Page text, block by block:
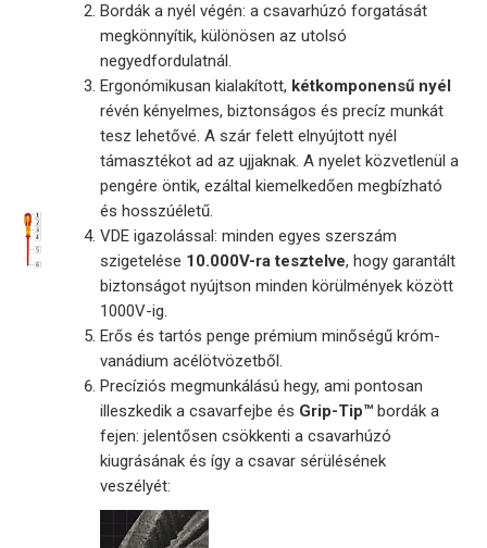
Bordák a nyél végén: a csavarhúzó forgatását
megkönnyítik, különösen az utolsó
negyedfordulatnál.
Ergonómikusan kialakított, kétkomponensű nyél
révén kényelmes, biztonságos és precíz munkát
tesz lehetővé. A szár felett elnyújtott nyél
támasztékot ad az ujjaknak. A nyelet közvetlenül a
pengére öntik, ezáltal kiemelkedően megbízható
és hosszúéletű.
VDE igazolással: minden egyes szerszám
szigetelése 10.000V-ra tesztelve, hogy garantált
biztonságot nyújtson minden körülmények között
1000V-ig.
Erős és tartós penge prémium minőségű króm-
vanádium acélötvözetből.
Precíziós megmunkálású hegy, ami pontosan
illeszkedik a csavarfejbe és Grip-Tip™ bordák a
fejen: jelentősen csökkenti a csavarhúzó
kiugrásának és így a csavar sérülésének
veszélyét: